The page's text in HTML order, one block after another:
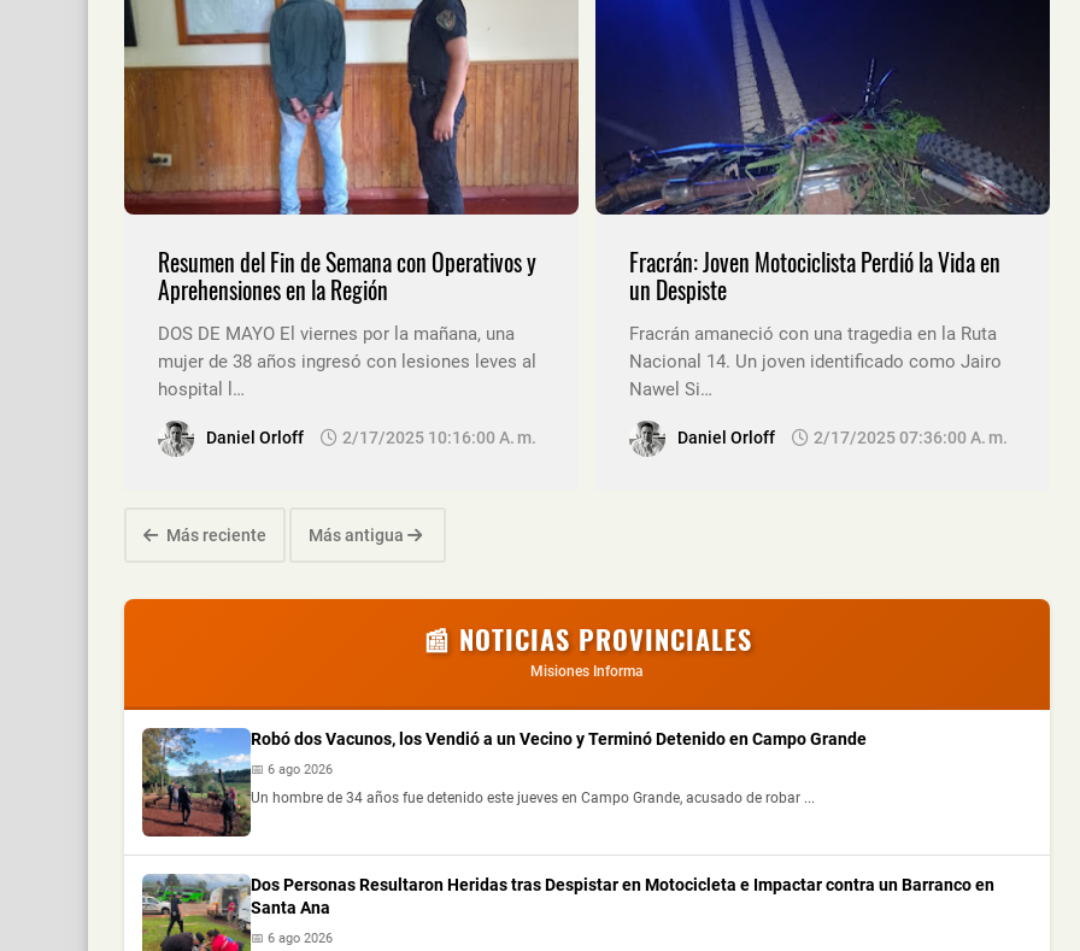
Resumen del Fin de Semana con Operativos y
Aprehensiones en la Región
DOS DE MAYO El viernes por la mañana, una
mujer de 38 años ingresó con lesiones leves al
hospital l…
Daniel Orloff 2/17/2025 10:16:00 A. M.
Fracrán: Joven Motociclista Perdió la Vida en
un Despiste
Fracrán amaneció con una tragedia en la Ruta
Nacional 14. Un joven identificado como Jairo
Nawel Si…
Daniel Orloff 2/17/2025 07:36:00 A. M.
Más reciente Más antigua
📰 NOTICIAS PROVINCIALES
Misiones Informa
Robó dos Vacunos, los Vendió a un Vecino y Terminó Detenido en Campo Grande
📅 6 ago 2026
Un hombre de 34 años fue detenido este jueves en Campo Grande, acusado de robar ...
Dos Personas Resultaron Heridas tras Despistar en Motocicleta e Impactar contra un Barranco en
Santa Ana
📅 6 ago 2026